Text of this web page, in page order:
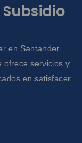
en Santander
ofrece servicios y
en satisfacer